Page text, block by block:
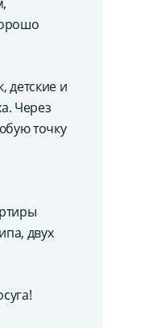
детские и
Через
точку
двух